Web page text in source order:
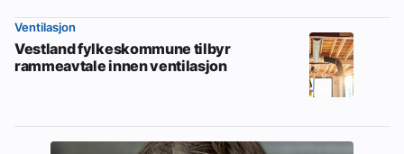
Ventilasjon
Vestland fylkeskommune tilbyr
rammeavtale innen ventilasjon